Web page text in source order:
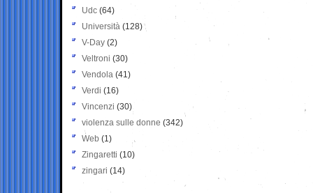
Udc (64)
Università (128)
V-Day (2)
Veltroni (30)
Vendola (41)
Verdi (16)
Vincenzi (30)
violenza sulle donne (342)
Web (1)
Zingaretti (10)
zingari (14)